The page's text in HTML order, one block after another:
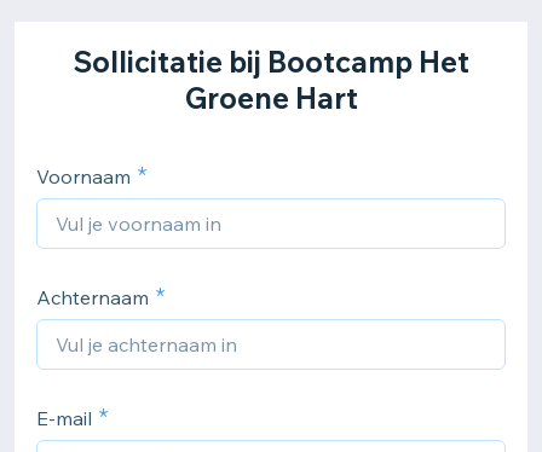
Sollicitatie bij Bootcamp Het
Groene Hart
Voornaam
Achternaam
E-mail